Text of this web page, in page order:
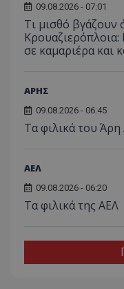
09.08.2026 - 07:01
Τι μισθό βγάζουν
σε καμαριέρα και
ΑΡΗΣ
09.08.2026 - 06:45
Τα φιλικά του Άρη
ΑΕΛ
09.08.2026 - 06:20
Τα φιλικά της ΑΕΛ